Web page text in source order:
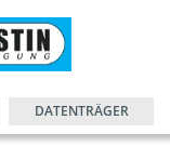
DATENTRÄGER